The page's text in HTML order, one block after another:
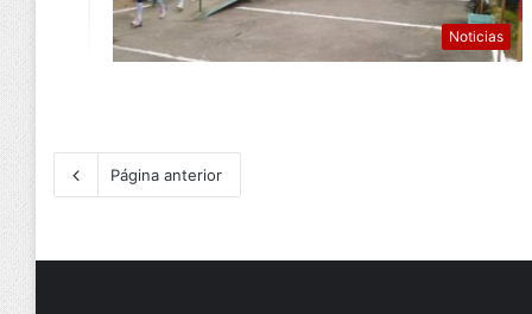
Noticias
Página anterior